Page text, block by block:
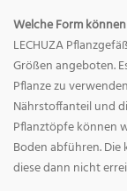
Welche Form
LECHUZA
Größen angeboten.
Pflanze zu
Nährstoffanteil und
Pflanztöpfe können
Boden abführen.
diese dann nicht